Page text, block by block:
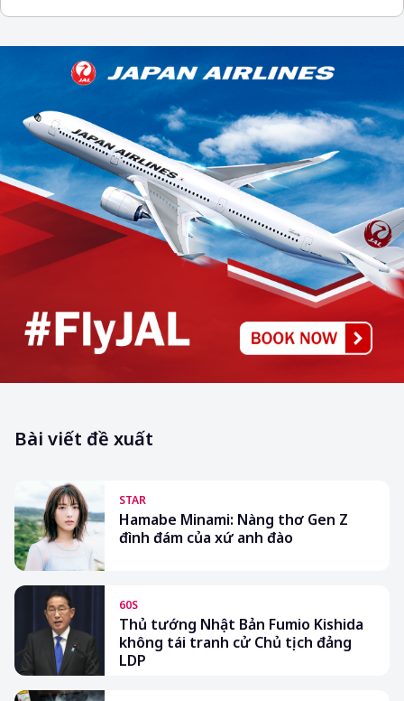
Bài viết đề xuất
STAR
Hamabe Minami: Nàng thơ Gen Z
đình đám của xứ anh đào
60S
Thủ tướng Nhật Bản Fumio Kishida
không tái tranh cử Chủ tịch đảng
LDP